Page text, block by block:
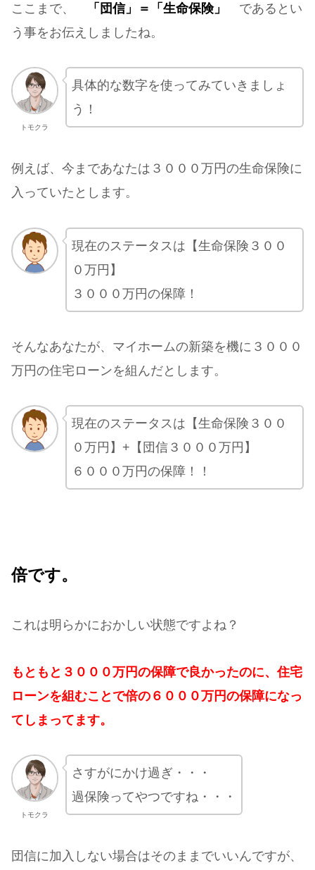
ここまで、 「団信」＝「生命保険」
であるとい
う事をお伝えしましたね。
トモクラ
具体的な数字を使ってみていきましょ
う！
例えば、今まであなたは３０００万円の生命保険に
入っていたとします。
現在のステータスは【生命保険３００
０万円】
３０００万円の保障！
そんなあなたが、マイホームの新築を機に３０００
万円の住宅ローンを組んだとします。
現在のステータスは【生命保険３００
０万円】+【団信３０００万円】
６０００万円の保障！！
倍です。
これは明らかにおかしい状態ですよね？
もともと３０００万円の保障で良かったのに、住宅
ローンを組むことで倍の６０００万円の保障になっ
てしまってます。
トモクラ
さすがにかけ過ぎ・・・
過保険ってやつですね・・・
団信に加入しない場合はそのままでいいんですが、